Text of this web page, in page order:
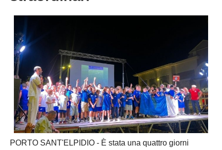
PORTO SANT'ELPIDIO - È stata una quattro giorni